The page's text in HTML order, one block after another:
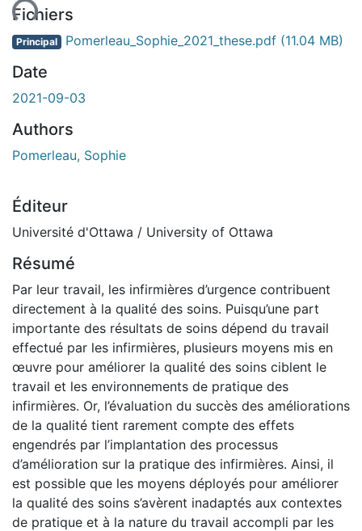
Fichiers
Principal Pomerleau_Sophie_2021_these.pdf (11.04 MB)
Date
2021-09-03
Authors
Pomerleau, Sophie
Éditeur
Université d'Ottawa / University of Ottawa
Résumé
Par leur travail, les infirmières d’urgence contribuent
directement à la qualité des soins. Puisqu’une part
importante des résultats de soins dépend du travail
effectué par les infirmières, plusieurs moyens mis en
œuvre pour améliorer la qualité des soins ciblent le
travail et les environnements de pratique des
infirmières. Or, l’évaluation du succès des améliorations
de la qualité tient rarement compte des effets
engendrés par l’implantation des processus
d’amélioration sur la pratique des infirmières. Ainsi, il
est possible que les moyens déployés pour améliorer
la qualité des soins s’avèrent inadaptés aux contextes
de pratique et à la nature du travail accompli par les